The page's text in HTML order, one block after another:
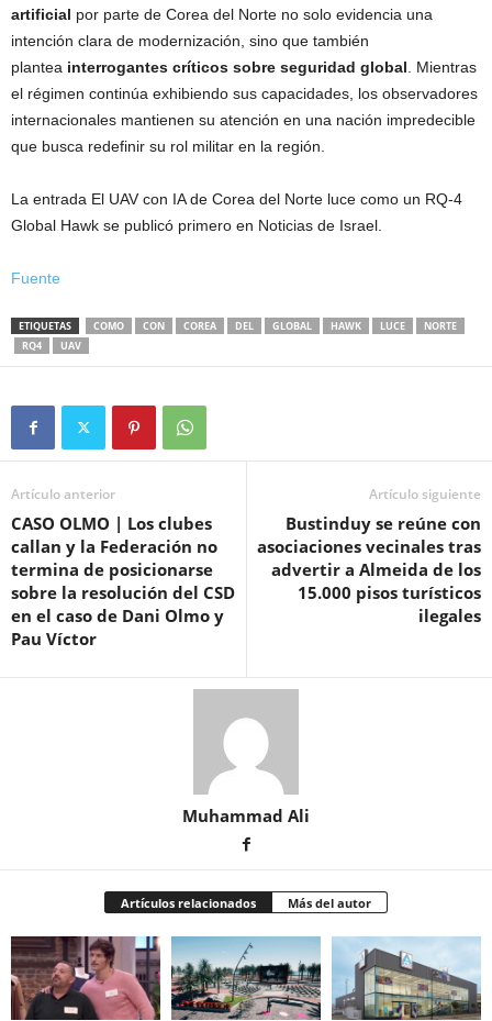
artificial por parte de Corea del Norte no solo evidencia una
intención clara de modernización, sino que también
plantea interrogantes críticos sobre seguridad global . Mientras
el régimen continúa exhibiendo sus capacidades, los observadores
internacionales mantienen su atención en una nación impredecible
que busca redefinir su rol militar en la región.
La entrada El UAV con IA de Corea del Norte luce como un RQ-4
Global Hawk se publicó primero en Noticias de Israel.
Fuente
ETIQUETAS COMO CON COREA DEL GLOBAL HAWK LUCE
NORTE
RQ4
UAV
Artículo anterior
CASO OLMO | Los clubes
callan y la Federación no
termina de posicionarse
sobre la resolución del CSD
en el caso de Dani Olmo y
Pau Víctor
Artículo siguiente
Bustinduy se reúne con
asociaciones vecinales tras
advertir a Almeida de los
15.000 pisos turísticos
ilegales
Muhammad Ali
Artículos relacionados Más del autor